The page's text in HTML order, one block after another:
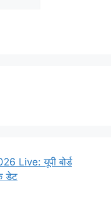
Live: यूपी बोर्ड
डेट